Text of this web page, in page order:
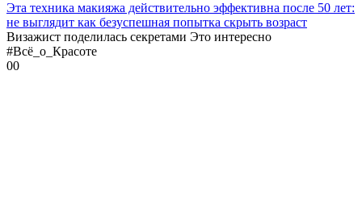
Эта техника макияжа действительно эффективна после 50 лет:
не выглядит как безуспешная попытка скрыть возраст
Визажист поделилась секретами Это интересно
#Всё_о_Красоте
00